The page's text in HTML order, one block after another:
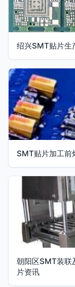
绍兴SMT贴片生
SMT贴片加工前
朝阳区SMT装联
片资讯